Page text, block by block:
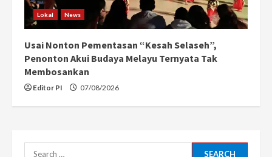
Lokal News
Usai Nonton Pementasan “Kesah Selaseh”,
Penonton Akui Budaya Melayu Ternyata Tak
Membosankan
Editor PI 07/08/2026
Search